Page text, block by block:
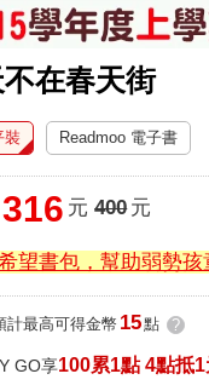
在春天街
裝 Readmoo 電子書
316 元 400元
望書包，幫助弱勢孩
計最高可得金幣 15點 ?
GO享100累1點 4點抵1